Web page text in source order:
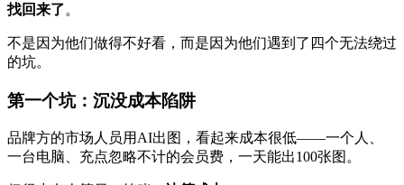
找回来了。
不是因为他们做得不好看，而是因为他们遇到了四个无法绕过
的坑。
第一个坑：沉没成本陷阱
品牌方的市场人员用AI出图，看起来成本很低——一个人、
一台电脑、充点忽略不计的会员费，一天能出100张图。